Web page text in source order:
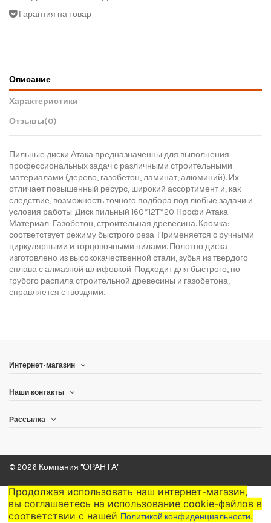
Гарантия на товар
Описание
Характеристики
Отзывы(0)
Пильные диски Атака предназначенны для выполнения
профессиональных задач с различными строительными
материалами (дерево, газобетон, ламинат, алюминий). Их
отличает повышенный ресурс, широкий ассортимент и, как
следствие, возможность точного подбора под любые задачи и
условия работы. Диск пильный 160*12T*20 Профи Атака.
Материал: Газобетон, строительная древесина. Кромка:
соответствует режиму быстрого реза. Применяется с ручными
циркулярными и торцовочными пилами. Полотно диска
изготовлено из высококачественной стали, зубья из твердого
сплава с алмазной шлифовкой. Подходит для быстрого, но
грубого распила строительной древесины и газобетона,
справляется с гвоздями.
Интернет-магазин
Наши контакты
Рассылка
© 2026 Компания "ОРАНТА"
Продолжая использовать наш интернет-магазин,
вы соглашаетесь на использование cookie-файлов в
соответствии с нашей Политикой конфиденциальности.